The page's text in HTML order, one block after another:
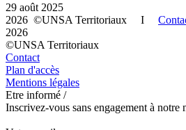
29 août 2025
2026 ©UNSA Territoriaux I
2026
©UNSA Territoriaux
Contact
Plan d'accès
Mentions légales
Etre informé /
Inscrivez-vous sans engagement à